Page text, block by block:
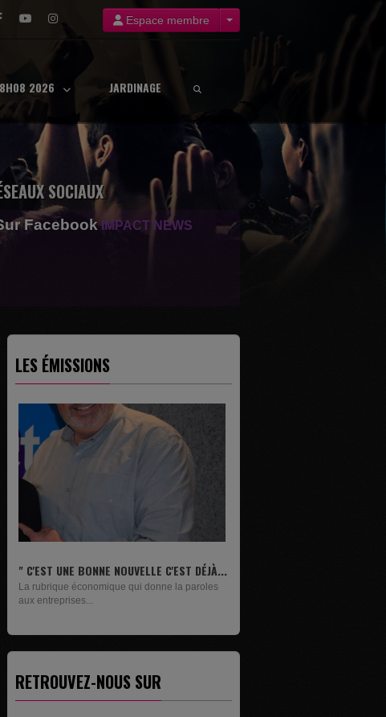
Espace membre
2026 JARDINAGE
SOCIAUX
Facebook IMPACT NEWS
LES ÉMISSIONS
LIVRES
Un lundi sur deux, Maxime Janssens vous
présente les livres de...
RETROUVEZ-NOUS SUR